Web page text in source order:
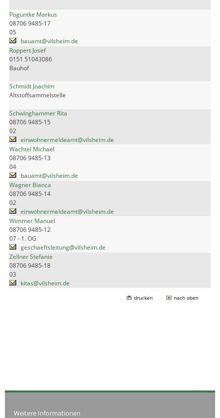
Poguntke Markus
08706 9485-17
05
bauamt@vilsheim.de
Roppert Josef
0151 51043086
Bauhof
Schmidt Joachim
Altstoffsammelstelle
Schwinghammer Rita
08706 9485-15
02
einwohnermeldeamt@vilsheim.de
Wachtel Michael
08706 9485-13
04
bauamt@vilsheim.de
Wagner Bianca
08706 9485-14
02
einwohnermeldeamt@vilsheim.de
Wimmer Manuel
08706 9485-12
07 - 1. OG
geschaeftsleitung@vilsheim.de
Zellner Stefanie
08706 9485-18
03
kitas@vilsheim.de
drucken nach oben
Weitere Informationen